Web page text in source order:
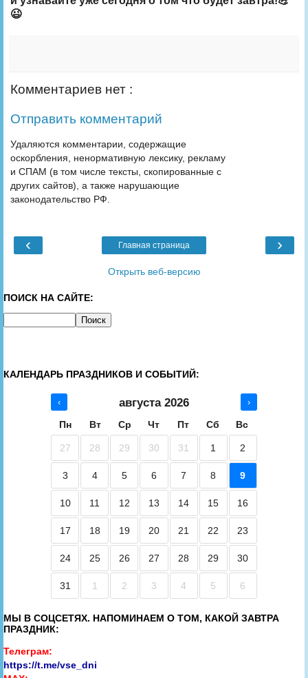
😉
Комментариев нет :
Отправить комментарий
Удаляются комментарии, содержащие
оскорбления, ненормативную лексику, рекламу
и СПАМ (в том числе тексты, скопированные с
других сайтов), а также нарушающие
законодательство РФ.
‹ ›
Главная страница
Открыть веб-версию
ПОИСК НА САЙТЕ:
КАЛЕНДАРЬ ПРАЗДНИКОВ И СОБЫТИЙ:
‹ августа 2026 ›
Пн Вт Ср Чт Пт Сб Вс
27 28 29 30 31 1 2
3 4 5 6 7 8 9
10 11 12 13 14 15 16
17 18 19 20 21 22 23
24 25 26 27 28 29 30
31 1 2 3 4 5 6
МЫ В СОЦСЕТЯХ. НАПОМИНАЕМ О ТОМ, КАКОЙ ЗАВТРА
ПРАЗДНИК:
Телеграм:
https://t.me/vse_dni